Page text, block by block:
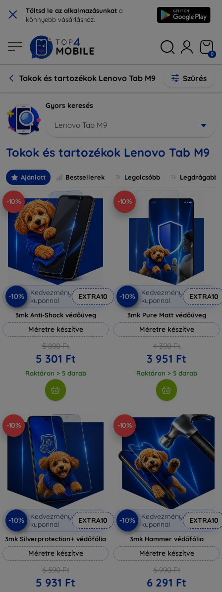
× Töltsd le az alkalmazásunkat a
könnyebb vásárláshoz.
0
Tokok és tartozékok Lenovo Tab M9 Szűrés
Gyors keresés
Lenovo Tab M9
Tokok és tartozékok Lenovo Tab M9
Ajánlott Bestsellerek Legolcsóbb Legdrágabb
-10%
-10%
Kedvezmény
kuponnal
EXTRA10
3mk Anti-Shock védőüveg
Méretre készítve
5 890 Ft
5 301 Ft
Raktáron > 5 darab
-10%
-10%
Kedvezmény
kuponnal
EXTRA10
3mk Pure Matt védőüveg
Méretre készítve
4 390 Ft
3 951 Ft
Raktáron > 5 darab
-10%
-10%
Kedvezmény
kuponnal
EXTRA10
3mk Silverprotection+ védőfólia
Méretre készítve
6 590 Ft
5 931 Ft
-10%
-10%
Kedvezmény
kuponnal
EXTRA10
3mk Hammer védőfólia
Méretre készítve
6 990 Ft
6 291 Ft